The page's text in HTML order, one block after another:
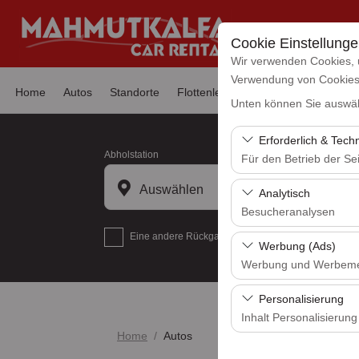
Cookie
Wir verwenden
Verwendung von
Unten können Sie
Erforderlich &
Für den Betrieb der
Diese Cookies sind
und grundlegende
Analytisch
Besucheranalysen
Diese Cookies
Seiten,
Benutzererfahrung
Werbung (Ads)
Werbung und
Diese Cookies
und die Wirksamkeit
Personalisierung
Inhalt Personalisierung
Home Autos Standorte Flottenleasing
Abholstation
Auswählen
Eine andere Rückgabestation auswählen
Home Autos